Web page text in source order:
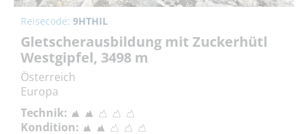
Reisecode: 9HTHIL
Gletscherausbildung mit Zuckerhütl
Westgipfel, 3498 m
Österreich
Europa
Technik:
Kondition: